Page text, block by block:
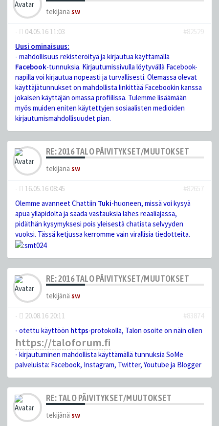
tekijänä sw
- 04.05.16 11:03
#82529
Uusi ominaisuus:
- mahdollisuus rekisteröityä ja kirjautua käyttämällä
Facebook-tunnuksia. Kirjautumissivulla löytyvällä Facebook-
napilla voi kirjautua nopeasti ja turvallisesti. Olemassa olevat
käyttäjätunnukset on mahdollista linkittää Facebookin kanssa
jokaisen käyttäjän omassa profiilissa. Tulemme lisäämään
myös muiden eniten käytettyjen sosiaalisten medioiden
kirjautumismahdollisuudet pian.
RE: 2016 TALO PÄIVITYKSET/MUUTOKSET
tekijänä sw
- 16.05.16 08:45
#82657
Olemme avanneet Chattiin Tuki-huoneen, missä voi kysyä
apua ylläpidolta ja saada vastauksia lähes reaaliajassa,
pidäthän kysymyksesi pois yleisestä chatista selvyyden
vuoksi. Tässä ketjussa kerromme vain virallisia tiedotteita.
RE: 2016 TALO PÄIVITYKSET/MUUTOKSET
tekijänä sw
- 20.08.16 20:11
#83874
- otettu käyttöön https-protokolla, Talon osoite on näin ollen
https://taloforum.fi
- kirjautuminen mahdollista käyttämällä tunnuksia SoMe
palveluista: Facebook, Instagram, Twitter, Youtube ja Blogger
RE: TALO PÄIVITYKSET/MUUTOKSET
tekijänä sw